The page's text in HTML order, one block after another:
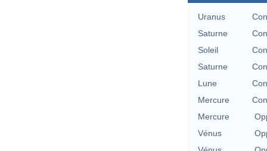
Uranus
Saturne
Soleil
Saturne
Lune
Mercure
Mercure
Vénus